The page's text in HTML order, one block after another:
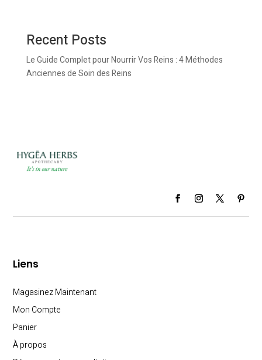
Recent Posts
Le Guide Complet pour Nourrir Vos Reins : 4 Méthodes
Anciennes de Soin des Reins
Liens
Magasinez Maintenant
Mon Compte
Panier
À propos